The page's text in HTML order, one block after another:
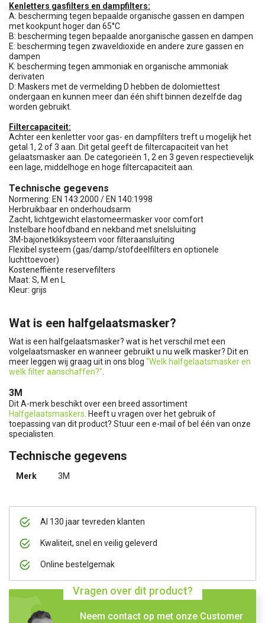
Al 130 jaar tevreden klanten
Kwaliteit, snel en veilig geleverd
Online bestelgemak
Vragen over dit product?
Neem contact op met onze Customer
Kenletters gasfilters en dampfilters:
A: bescherming tegen bepaalde organische gassen en dampen
met kookpunt hoger dan 65°C
B: bescherming tegen bepaalde anorganische gassen en dampen
E: bescherming tegen zwaveldioxide en andere zure gassen en
dampen
K: bescherming tegen ammoniak en organische ammoniak
derivaten
D: Maskers met de vermelding D hebben de dolomiettest
ondergaan en kunnen meer dan één shift binnen dezelfde dag
worden gebruikt.
Filtercapaciteit:
Achter een kenletter voor gas- en dampfilters treft u mogelijk het
getal 1, 2 of 3 aan. Dit getal geeft de filtercapaciteit van het
gelaatsmasker aan. De categorieën 1, 2 en 3 geven respectievelijk
een lage, middelhoge en hoge filtercapaciteit aan.
Technische gegevens
Normering: EN 143:2000 / EN 140:1998
Herbruikbaar en onderhoudsarm
Zacht, lichtgewicht elastomeermasker voor comfort
Instelbare hoofdband en nekband met snelsluiting
3M-bajonetkliksysteem voor filteraansluiting
Flexibel systeem (gas/damp/stofdeelfilters en optionele
luchttoevoer)
Kosteneffiënte reservefilters
Maat: S, M en L
Kleur: grijs
Wat is een halfgelaatsmasker?
Wat is een halfgelaatsmasker? wat is het verschil met een
volgelaatsmasker en wanneer gebruikt u nu welk masker? Dit en
meer leggen wij graag uit in ons blog "Welk halfgelaatsmasker en
welk filter aanschaffen?"
3M
Dit A-merk beschikt over een breed assortiment
Halfgelaatsmaskers . Heeft u vragen over het gebruik of
toepassing van dit product? Stuur een e-mail of bel één van onze
specialisten.
Technische gegevens
Merk 3M